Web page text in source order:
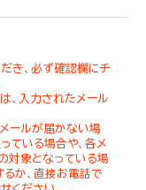
き、必ず確認欄にチ
、入力されたメール
メールが届かない場
ている場合や、各メ
対象となっている場
るか、直接お電話で